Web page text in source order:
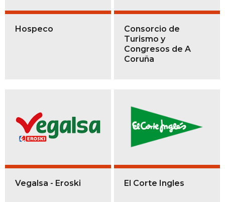
Hospeco
Consorcio de
Turismo y
Congresos de A
Coruña
Vegalsa - Eroski El Corte Ingles